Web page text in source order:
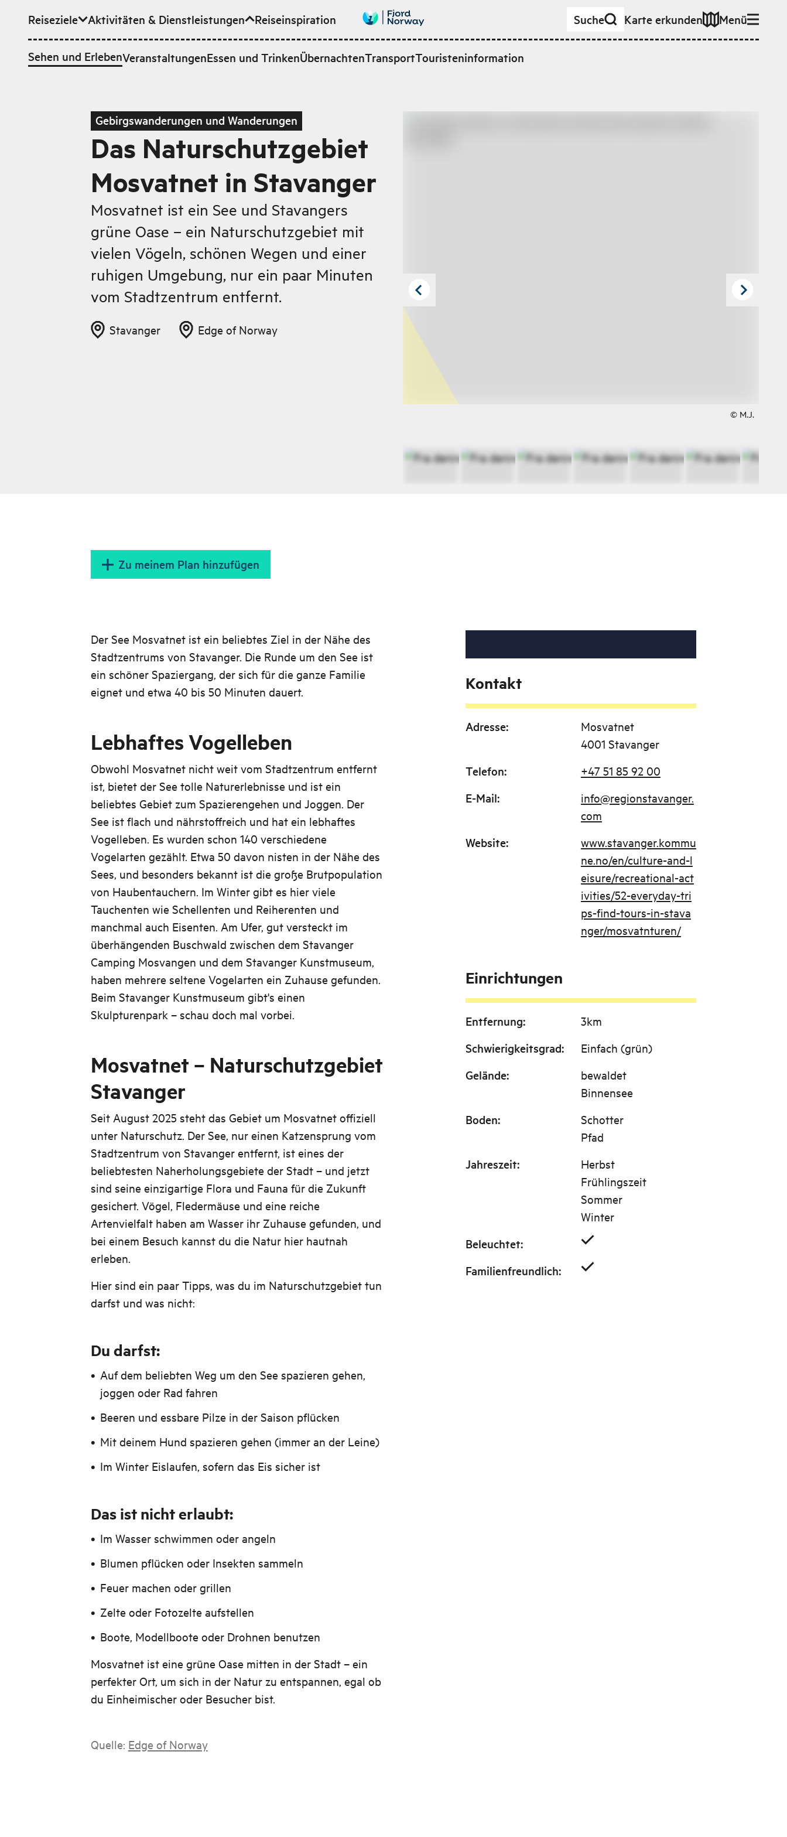
Zum Hauptinhalt
Reiseziele Aktivitäten & Dienstleistungen
Sehen und ErlebenVeranstaltungenEssen und TrinkenÜbernachtenTransportTouristeninformation
Reiseinspiration Suche Karte erkunden Menü
Gebirgswanderungen und Wanderungen
Das Naturschutzgebiet
Mosvatnet in Stavanger
Mosvatnet ist ein See und Stavangers
grüne Oase – ein Naturschutzgebiet mit
vielen Vögeln, schönen Wegen und einer
ruhigen Umgebung, nur ein paar Minuten
vom Stadtzentrum entfernt.
Stavanger Edge of Norway
© M.J.
Zu meinem Plan hinzufügen
Der See Mosvatnet ist ein beliebtes Ziel in der Nähe des
Stadtzentrums von Stavanger. Die Runde um den See ist
ein schöner Spaziergang, der sich für die ganze Familie
eignet und etwa 40 bis 50 Minuten dauert.
Lebhaftes Vogelleben
Obwohl Mosvatnet nicht weit vom Stadtzentrum entfernt
ist, bietet der See tolle Naturerlebnisse und ist ein
beliebtes Gebiet zum Spazierengehen und Joggen. Der
See ist flach und nährstoffreich und hat ein lebhaftes
Vogelleben. Es wurden schon 140 verschiedene
Vogelarten gezählt. Etwa 50 davon nisten in der Nähe des
Sees, und besonders bekannt ist die große Brutpopulation
von Haubentauchern. Im Winter gibt es hier viele
Tauchenten wie Schellenten und Reiherenten und
manchmal auch Eisenten. Am Ufer, gut versteckt im
überhängenden Buschwald zwischen dem Stavanger
Camping Mosvangen und dem Stavanger Kunstmuseum,
haben mehrere seltene Vogelarten ein Zuhause gefunden.
Beim Stavanger Kunstmuseum gibt's einen
Skulpturenpark – schau doch mal vorbei.
Mosvatnet – Naturschutzgebiet
Stavanger
Seit August 2025 steht das Gebiet um Mosvatnet offiziell
unter Naturschutz. Der See, nur einen Katzensprung vom
Stadtzentrum von Stavanger entfernt, ist eines der
beliebtesten Naherholungsgebiete der Stadt – und jetzt
sind seine einzigartige Flora und Fauna für die Zukunft
gesichert. Vögel, Fledermäuse und eine reiche
Artenvielfalt haben am Wasser ihr Zuhause gefunden, und
bei einem Besuch kannst du die Natur hier hautnah
erleben.
Hier sind ein paar Tipps, was du im Naturschutzgebiet tun
darfst und was nicht:
Du darfst:
Auf dem beliebten Weg um den See spazieren gehen,
joggen oder Rad fahren
Beeren und essbare Pilze in der Saison pflücken
Mit deinem Hund spazieren gehen (immer an der Leine)
Im Winter Eislaufen, sofern das Eis sicher ist
Das ist nicht erlaubt:
Im Wasser schwimmen oder angeln
Blumen pflücken oder Insekten sammeln
Feuer machen oder grillen
Zelte oder Fotozelte aufstellen
Boote, Modellboote oder Drohnen benutzen
Mosvatnet ist eine grüne Oase mitten in der Stadt – ein
perfekter Ort, um sich in der Natur zu entspannen, egal ob
du Einheimischer oder Besucher bist.
Quelle: Edge of Norway
Kontakt
Adresse:
Mosvatnet
4001 Stavanger
Telefon: +47 51 85 92 00
E-Mail:
info@regionstavanger.
com
Website:
www.stavanger.kommu
ne.no/en/culture-and-l
eisure/recreational-act
ivities/52-everyday-tri
ps-find-tours-in-stava
nger/mosvatnturen/
Einrichtungen
Entfernung: 3km
Schwierigkeitsgrad: Einfach (grün)
Gelände:
bewaldet
Binnensee
Boden:
Schotter
Pfad
Jahreszeit:
Herbst
Frühlingszeit
Sommer
Winter
Beleuchtet:
Familienfreundlich: